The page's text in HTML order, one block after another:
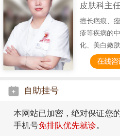
皮肤科主
擅长疤痕、
疹等疾病的
化、美白嫩
自助挂号
本网站已加密，绝对保证您
手机号免排队优先就诊。